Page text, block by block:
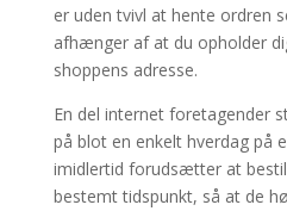
er uden tvivl at hente ordren
afhænger af at du opholder
shoppens adresse.
En del internet foretagender
på blot en enkelt hverdag på
imidlertid forudsætter at
bestemt tidspunkt, så at de